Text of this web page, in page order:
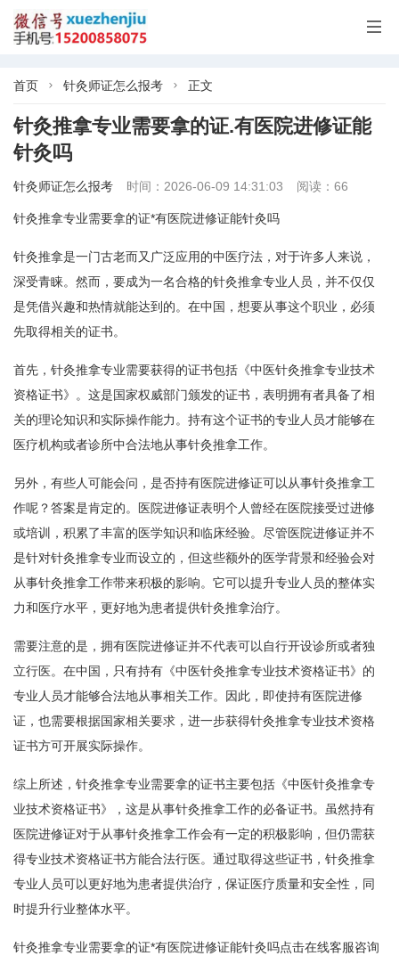

首页  针灸师证怎么报考  正文
针灸推拿专业需要拿的证.有医院进修证能
针灸吗
针灸师证怎么报考 时间：2026-06-09 14:31:03 阅读：66
针灸推拿专业需要拿的证*有医院进修证能针灸吗
针灸推拿是一门古老而又广泛应用的中医疗法，对于许多人来说，
深受青睐。然而，要成为一名合格的针灸推拿专业人员，并不仅仅
是凭借兴趣和热情就能达到的。在中国，想要从事这个职业，必须
先取得相关的证书。
首先，针灸推拿专业需要获得的证书包括《中医针灸推拿专业技术
资格证书》。这是国家权威部门颁发的证书，表明拥有者具备了相
关的理论知识和实际操作能力。持有这个证书的专业人员才能够在
医疗机构或者诊所中合法地从事针灸推拿工作。
另外，有些人可能会问，是否持有医院进修证可以从事针灸推拿工
作呢？答案是肯定的。医院进修证表明个人曾经在医院接受过进修
或培训，积累了丰富的医学知识和临床经验。尽管医院进修证并不
是针对针灸推拿专业而设立的，但这些额外的医学背景和经验会对
从事针灸推拿工作带来积极的影响。它可以提升专业人员的整体实
力和医疗水平，更好地为患者提供针灸推拿治疗。
需要注意的是，拥有医院进修证并不代表可以自行开设诊所或者独
立行医。在中国，只有持有《中医针灸推拿专业技术资格证书》的
专业人员才能够合法地从事相关工作。因此，即使持有医院进修
证，也需要根据国家相关要求，进一步获得针灸推拿专业技术资格
证书方可开展实际操作。
综上所述，针灸推拿专业需要拿的证书主要包括《中医针灸推拿专
业技术资格证书》，这是从事针灸推拿工作的必备证书。虽然持有
医院进修证对于从事针灸推拿工作会有一定的积极影响，但仍需获
得专业技术资格证书方能合法行医。通过取得这些证书，针灸推拿
专业人员可以更好地为患者提供治疗，保证医疗质量和安全性，同
时提升行业整体水平。
针灸推拿专业需要拿的证*有医院进修证能针灸吗点击在线客服咨询